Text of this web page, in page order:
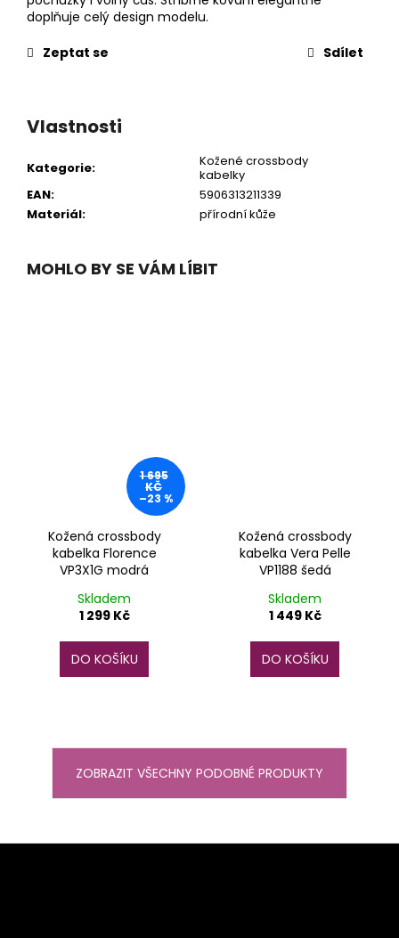
doplňuje celý design modelu.
Zeptat se
Sdílet
Vlastnosti
Kategorie:
Kožené crossbody
kabelky
EAN:
5906313211339
Materiál: přírodní kůže
MOHLO BY SE VÁM LÍBIT
1 695
KČ
–23 %
Kožená crossbody
kabelka Florence
VP3X1G modrá
Skladem
1 299 Kč
DO KOŠÍKU
Kožená crossbody
kabelka Vera Pelle
VP1188 šedá
Skladem
1 449 Kč
DO KOŠÍKU
ZOBRAZIT VŠECHNY PODOBNÉ PRODUKTY
Z